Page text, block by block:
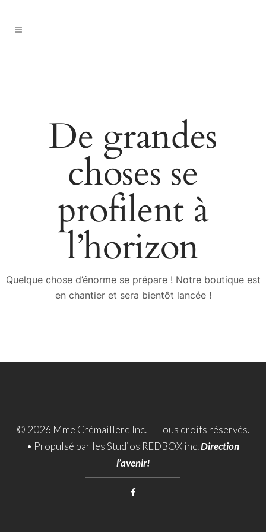
De grandes
choses se
profilent à
l’horizon
Quelque chose d’énorme se prépare ! Notre boutique est
en chantier et sera bientôt lancée !
© 2026 Mme Crémaillère Inc. — Tous droits réservés.
• Propulsé par les Studios REDBOX inc.Direction
l’avenir!